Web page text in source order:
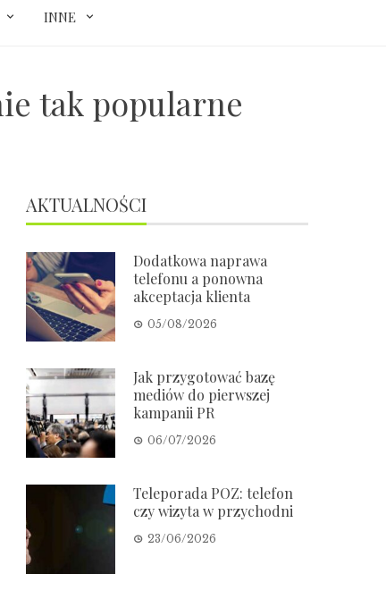
INNE
tak popularne
AKTUALNOŚCI
Dodatkowa naprawa
telefonu a ponowna
akceptacja klienta
05/08/2026
Jak przygotować bazę
mediów do pierwszej
kampanii PR
06/07/2026
Teleporada POZ: telefon
czy wizyta w przychodni
23/06/2026